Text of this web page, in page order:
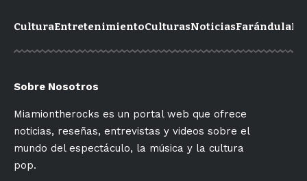
CulturaEntretenimientoCulturasNoticiasFarándula
Sobre Nosotros
Miamiontherocks es un portal web que ofrece
noticias, reseñas, entrevistas y videos sobre el
mundo del espectáculo, la música y la cultura
pop.